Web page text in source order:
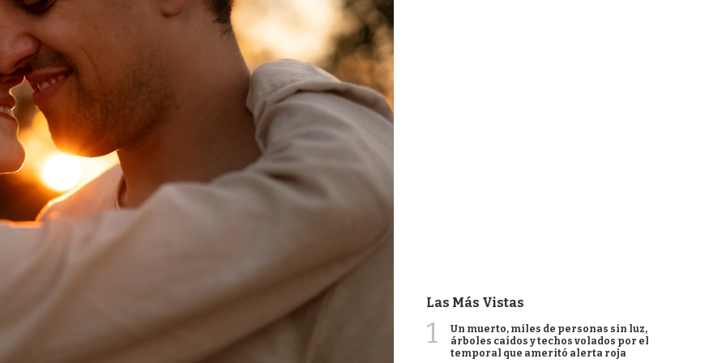
Las Más Vistas
1
Un muerto, miles de personas sin luz,
árboles caídos y techos volados por el
temporal que ameritó alerta roja